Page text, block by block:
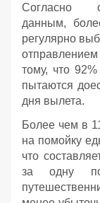
Согласно
данным,
регулярно
тому, что
пытаются
дня вылета.
Более чем в
на помойку
что
за одну